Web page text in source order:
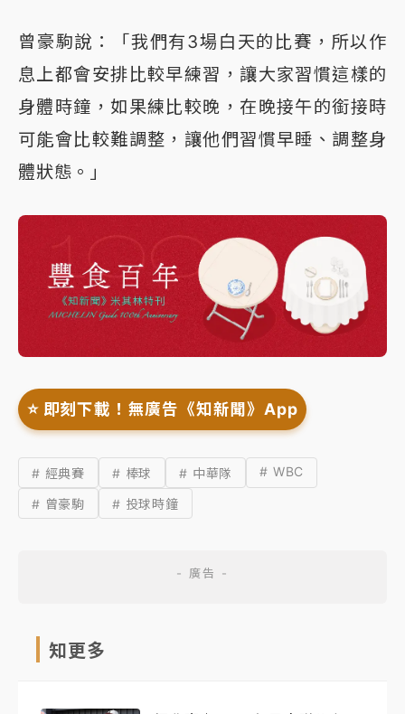
曾豪駒說：「我們有3場白天的比賽，所以作
息上都會安排比較早練習，讓大家習慣這樣的
身體時鐘，如果練比較晚，在晚接午的銜接時
可能會比較難調整，讓他們習慣早睡、調整身
體狀態。」
⭐️ 即刻下載！無廣告《知新聞》App
# 經典賽 # 棒球 # 中華隊 # WBC
# 曾豪駒 # 投球時鐘
知更多